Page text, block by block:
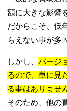
額に大きな影響
だからこそ、低
らえない事が多
しかし、 バージ
るので、単に見
る事はありませ
そのため、他の